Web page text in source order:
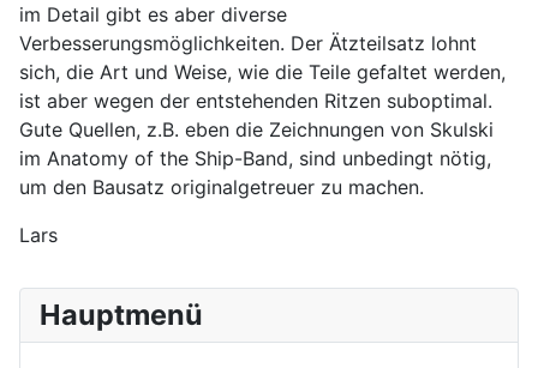
Hauptmenü
im Detail gibt es aber diverse
Verbesserungsmöglichkeiten. Der Ätzteilsatz lohnt
sich, die Art und Weise, wie die Teile gefaltet werden,
ist aber wegen der entstehenden Ritzen suboptimal.
Gute Quellen, z.B. eben die Zeichnungen von Skulski
im Anatomy of the Ship-Band, sind unbedingt nötig,
um den Bausatz originalgetreuer zu machen.
Lars